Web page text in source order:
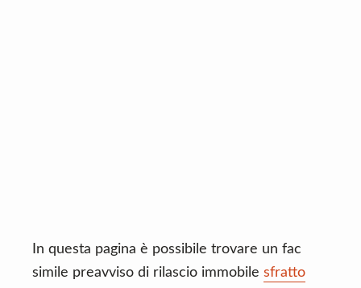
In questa pagina è possibile trovare un fac
simile preavviso di rilascio immobile sfratto